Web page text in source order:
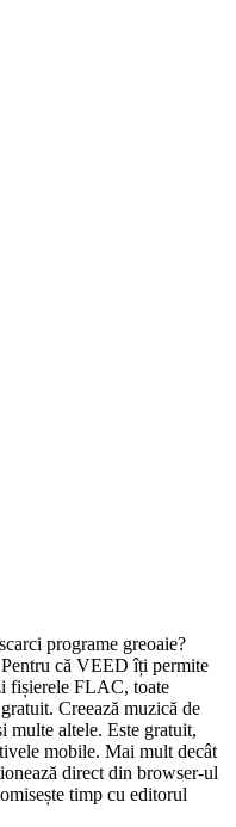
programe greoaie?
că VEED îți permite
fișierele FLAC, toate
Creează muzică de
multe altele. Este gratuit,
mobile. Mai mult decât
direct din browser-ul
timp cu editorul